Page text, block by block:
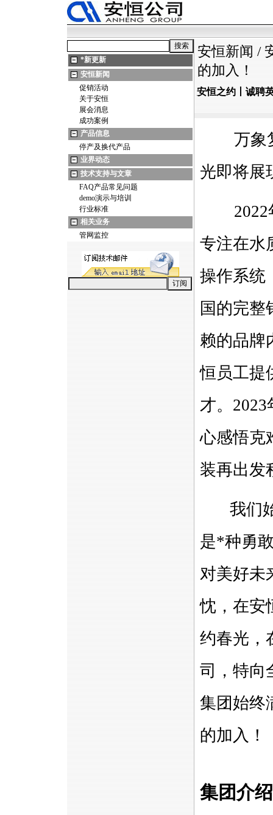
*新更新
安恒新闻
促销活动
关于安恒
展会消息
成功案例
产品信息
停产及换代产品
业界动态
技术支持与文章
FAQ产品常见问题
demo演示与培训
行业标准
相关业务
管网监控
安恒新闻 /
的加入！
安恒之约丨诚聘
万象复
光即将展
2022年
专注在水
操作系统
国的完整
赖的品牌
恒员工提
才。2023
心感悟克
装再出发
我们始
是*种勇
对美好未
忱，在安
约春光，
司，特向
集团始终
的加入！
集团介绍